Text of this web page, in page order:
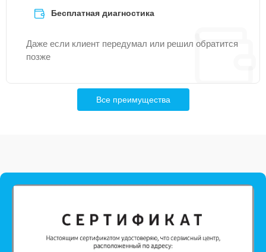
Бесплатная диагностика
Даже если клиент передумал или решил обратится
позже
Все преимущества